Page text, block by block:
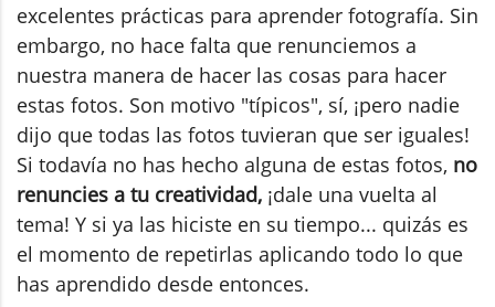
excelentes prácticas para aprender fotografía. Sin
embargo, no hace falta que renunciemos a
nuestra manera de hacer las cosas para hacer
estas fotos. Son motivo "típicos", sí, ¡pero nadie
dijo que todas las fotos tuvieran que ser iguales!
Si todavía no has hecho alguna de estas fotos, no
renuncies a tu creatividad, ¡dale una vuelta al
tema! Y si ya las hiciste en su tiempo... quizás es
el momento de repetirlas aplicando todo lo que
has aprendido desde entonces.